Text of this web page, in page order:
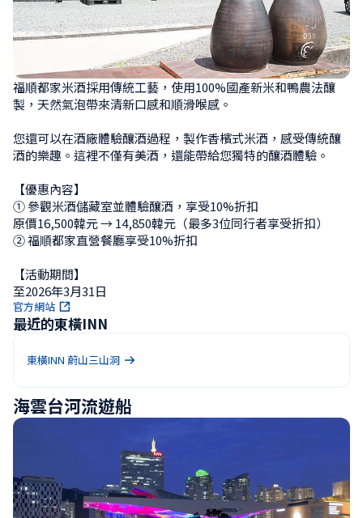
福順都家米酒採用傳統工藝，使用100%國產新米和鴨農法釀
製，天然氣泡帶來清新口感和順滑喉感。
您還可以在酒廠體驗釀酒過程，製作香檳式米酒，感受傳統釀
酒的樂趣。這裡不僅有美酒，還能帶給您獨特的釀酒體驗。
【優惠內容】
① 參觀米酒儲藏室並體驗釀酒，享受10%折扣
原價16,500韓元 → 14,850韓元（最多3位同行者享受折扣）
② 福順都家直營餐廳享受10%折扣
【活動期間】
至2026年3月31日
官方網站
最近的東橫INN
東橫INN 蔚山三山洞
海雲台河流遊船